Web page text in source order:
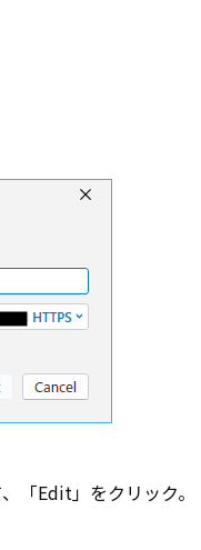
「Edit」をクリック。